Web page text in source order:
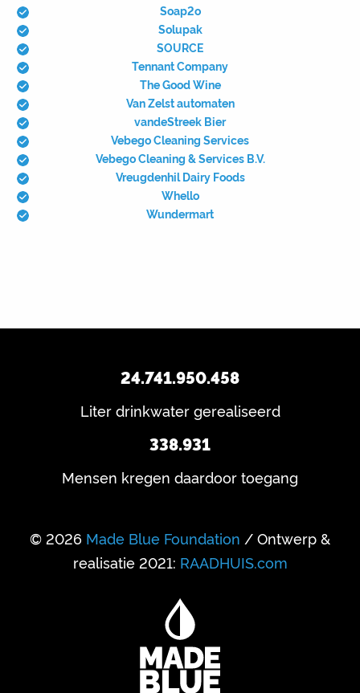
Soap2o
Solupak
SOURCE
Tennant Company
The Good Wine
Van Zelst automaten
vandeStreek Bier
Vebego Cleaning Services
Vebego Cleaning & Services B.V.
Vreugdenhil Dairy Foods
Whello
Wundermart
24.741.950.458
Liter drinkwater gerealiseerd
338.931
Mensen kregen daardoor toegang
© 2026 Made Blue Foundation / Ontwerp &
realisatie 2021: RAADHUIS.com